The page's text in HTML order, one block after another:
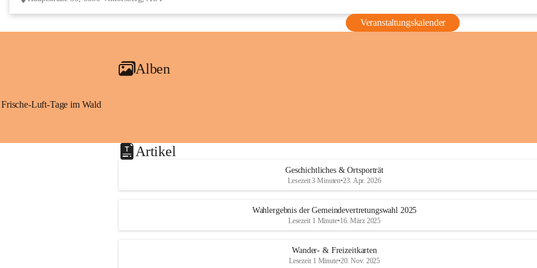
Veranstaltungskalender
Alben
Frische-Luft-Tage im Wald
Artikel
Geschichtliches & Ortsporträt
Lesezeit 3 Minuten•23. Apr. 2026
Wahlergebnis der Gemeindevertretungswahl 2025
Lesezeit 1 Minute•16. März 2025
Wander- & Freizeitkarten
Lesezeit 1 Minute•20. Nov. 2025